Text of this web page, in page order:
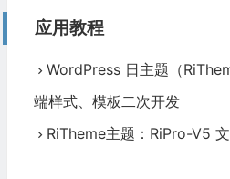
应用教程
WordPress 日主题（
端样式、模板二次开发
RiTheme主题：RiPro-V5